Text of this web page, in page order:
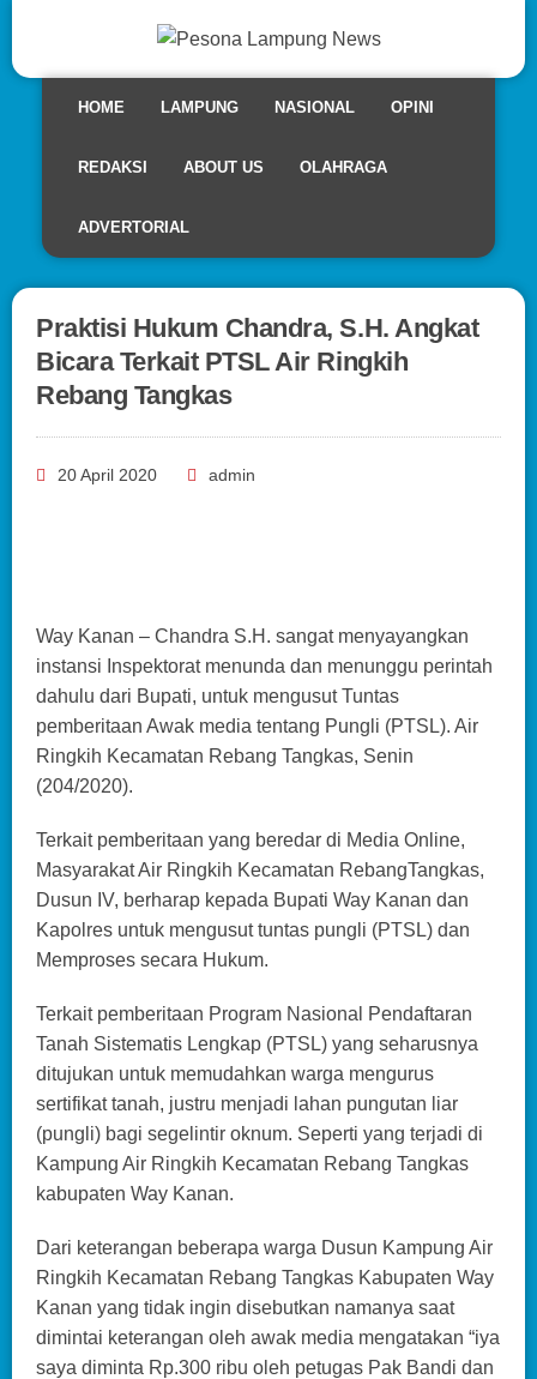
HOME LAMPUNG NASIONAL OPINI
REDAKSI ABOUT US OLAHRAGA
ADVERTORIAL
Praktisi Hukum Chandra, S.H. Angkat
Bicara Terkait PTSL Air Ringkih
Rebang Tangkas
20 April 2020 admin
Way Kanan – Chandra S.H. sangat menyayangkan
instansi Inspektorat menunda dan menunggu perintah
dahulu dari Bupati, untuk mengusut Tuntas
pemberitaan Awak media tentang Pungli (PTSL). Air
Ringkih Kecamatan Rebang Tangkas, Senin
(204/2020).
Terkait pemberitaan yang beredar di Media Online,
Masyarakat Air Ringkih Kecamatan RebangTangkas,
Dusun IV, berharap kepada Bupati Way Kanan dan
Kapolres untuk mengusut tuntas pungli (PTSL) dan
Memproses secara Hukum.
Terkait pemberitaan Program Nasional Pendaftaran
Tanah Sistematis Lengkap (PTSL) yang seharusnya
ditujukan untuk memudahkan warga mengurus
sertifikat tanah, justru menjadi lahan pungutan liar
(pungli) bagi segelintir oknum. Seperti yang terjadi di
Kampung Air Ringkih Kecamatan Rebang Tangkas
kabupaten Way Kanan.
Dari keterangan beberapa warga Dusun Kampung Air
Ringkih Kecamatan Rebang Tangkas Kabupaten Way
Kanan yang tidak ingin disebutkan namanya saat
dimintai keterangan oleh awak media mengatakan “iya
saya diminta Rp.300 ribu oleh petugas Pak Bandi dan